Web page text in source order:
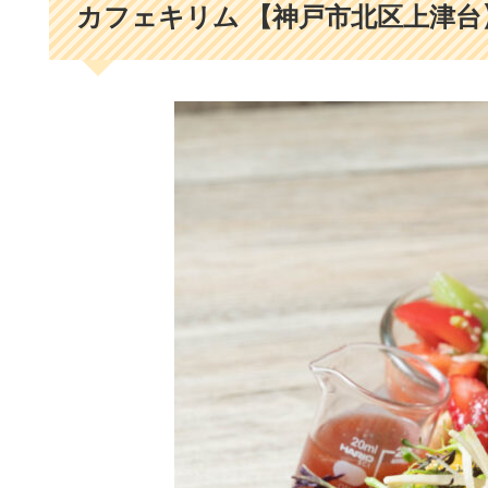
カフェキリム 【神戸市北区上津台